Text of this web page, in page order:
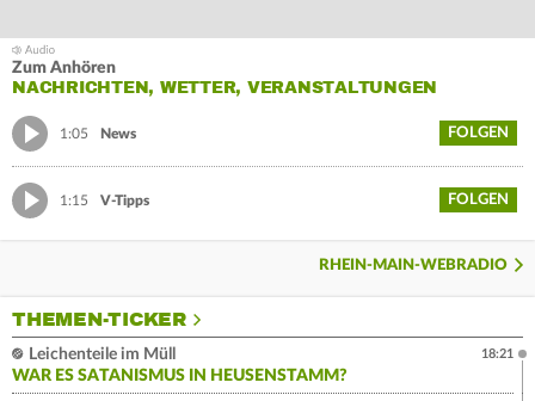
Zum Anhören
NACHRICHTEN, WETTER, VERANSTALTUNGEN
1:05 News FOLGEN
1:15 V-Tipps FOLGEN
RHEIN-MAIN-WEBRADIO
THEMEN-TICKER
Leichenteile im Müll
WAR ES SATANISMUS IN HEUSENSTAMM?
18:21